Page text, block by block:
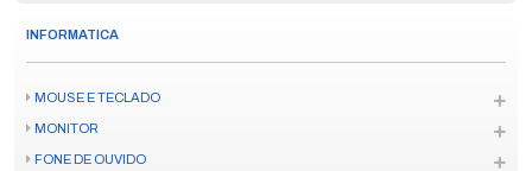
INFORMATICA
MOUSE E TECLADO
MONITOR
FONE DE OUVIDO